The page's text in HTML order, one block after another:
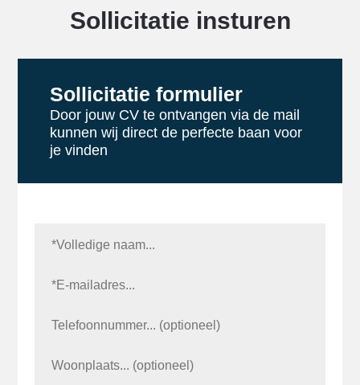
Sollicitatie insturen
Sollicitatie formulier
Door jouw CV te ontvangen via de mail
kunnen wij direct de perfecte baan voor
je vinden